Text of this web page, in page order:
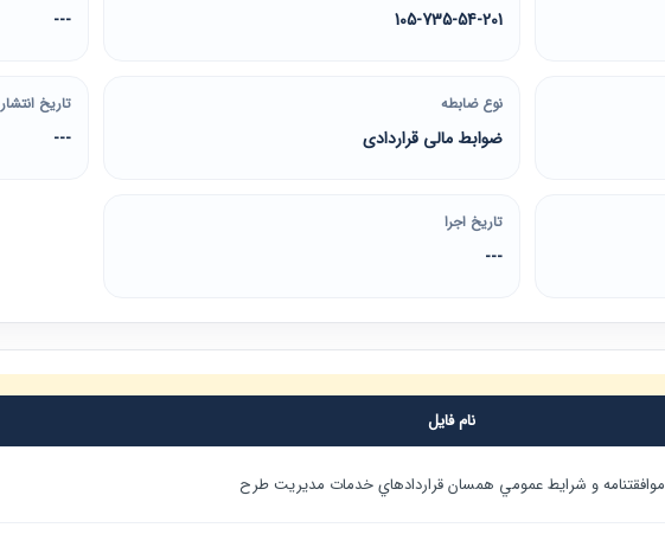
105-735-54-201
---
نوع ضابطه
ضوابط مالی قراردادی
تاریخ انتشار
---
تاریخ اجرا
---
نام فایل
موافقتنامه و شرايط عمومي همسان قراردادهاي خدمات مديريت طرح